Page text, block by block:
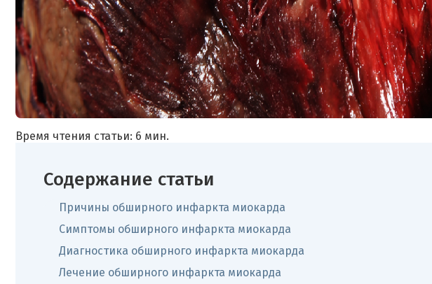
Время чтения статьи: 6 мин.
Содержание статьи
Причины обширного инфаркта миокарда
Симптомы обширного инфаркта миокарда
Диагностика обширного инфаркта миокарда
Лечение обширного инфаркта миокарда